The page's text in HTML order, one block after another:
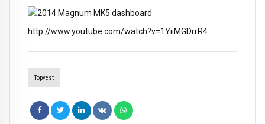
http://www.youtube.com/watch?v=1YiiMGDrrR4
Topvest